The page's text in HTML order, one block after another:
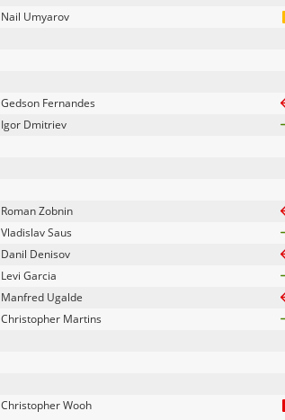
Nail Umyarov
Gedson Fernandes
Igor Dmitriev
Roman Zobnin
Vladislav Saus
Danil Denisov
Levi Garcia
Manfred Ugalde
Christopher Martins
Christopher Wooh